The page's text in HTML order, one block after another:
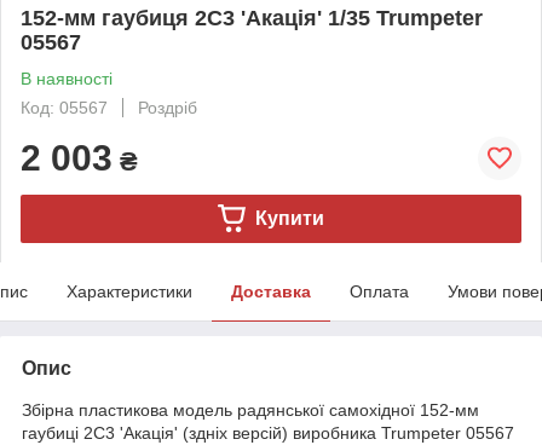
152-мм гаубиця 2С3 'Акація' 1/35 Trumpeter
05567
В наявності
Код: 05567
Роздріб
2 003 ₴
Купити
Характеристики Доставка Оплата Умови
Опис
Збірна пластикова модель радянської самохідної 152-мм
гаубиці 2С3 'Акація' (здніх версій) виробника Trumpeter 05567